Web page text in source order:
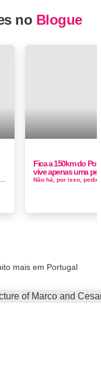
no Blogue
Fica a 150km do
vive apenas uma
mais em Portugal